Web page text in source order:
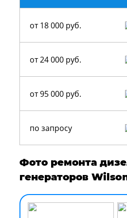
от 18 000 руб.
от 24 000 руб.
от 95 000 руб.
по запросу
Фото ремонта
генераторов